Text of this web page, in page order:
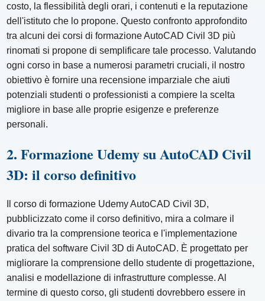
costo, la flessibilità degli orari, i contenuti e la reputazione
dell'istituto che lo propone. Questo confronto approfondito
tra alcuni dei corsi di formazione AutoCAD Civil 3D più
rinomati si propone di semplificare tale processo. Valutando
ogni corso in base a numerosi parametri cruciali, il nostro
obiettivo è fornire una recensione imparziale che aiuti
potenziali studenti o professionisti a compiere la scelta
migliore in base alle proprie esigenze e preferenze
personali.
2. Formazione Udemy su AutoCAD Civil
3D: il corso definitivo
Il corso di formazione Udemy AutoCAD Civil 3D,
pubblicizzato come il corso definitivo, mira a colmare il
divario tra la comprensione teorica e l'implementazione
pratica del software Civil 3D di AutoCAD. È progettato per
migliorare la comprensione dello studente di progettazione,
analisi e modellazione di infrastrutture complesse. Al
termine di questo corso, gli studenti dovrebbero essere in